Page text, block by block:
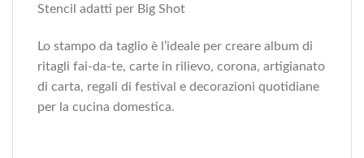
Stencil adatti per Big Shot
Lo stampo da taglio è l’ideale per creare album di
ritagli fai-da-te, carte in rilievo, corona, artigianato
di carta, regali di festival e decorazioni quotidiane
per la cucina domestica.